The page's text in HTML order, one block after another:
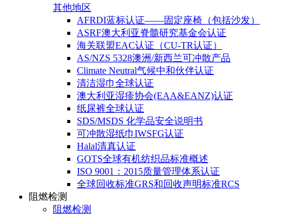
其他地区
AFRDI蓝标认证——固定座椅（包括沙发）
ASRF澳大利亚脊髓研究基金会认证
海关联盟EAC认证（CU-TR认证）
AS/NZS 5328澳洲/新西兰可冲散产品
Climate Neutral气候中和伙伴认证
清洁湿巾全球认证
澳大利亚湿疹协会(EAA&EANZ)认证
纸尿裤全球认证
SDS/MSDS 化学品安全说明书
可冲散湿纸巾IWSFG认证
Halal清真认证
GOTS全球有机纺织品标准概述
ISO 9001：2015质量管理体系认证
全球回收标准GRS和回收声明标准RCS
阻燃检测
阻燃检测